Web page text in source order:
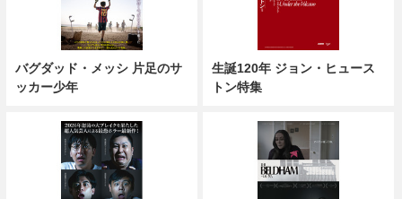
バグダッド・メッシ 片足のサ
ッカー少年
生誕120年 ジョン・ヒュース
トン特集